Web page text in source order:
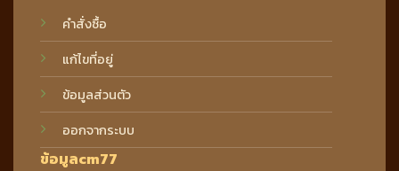
คำสั่งซื้อ
แก้ไขที่อยู่
ข้อมูลส่วนตัว
ออกจากระบบ
ข้อมูลcm77